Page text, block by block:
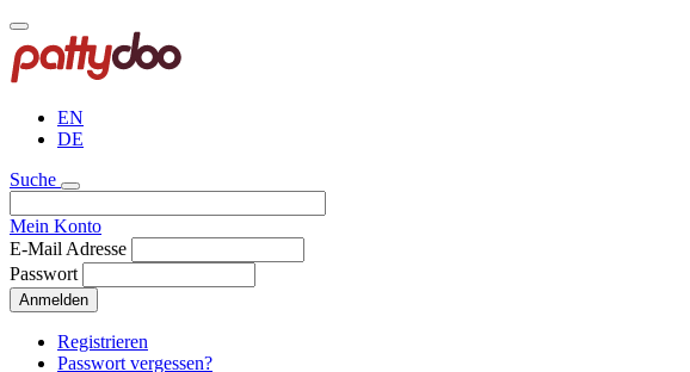
Direkt
zum
Inhalt
EN
DE
Suche
Mein Konto
E-Mail Adresse
Passwort
Anmelden
Registrieren
Passwort vergessen?